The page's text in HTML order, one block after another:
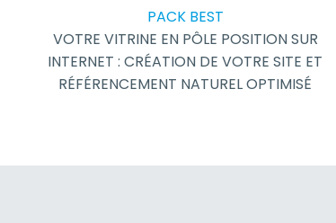
PACK BEST
VOTRE VITRINE EN PÔLE POSITION SUR
INTERNET : CRÉATION DE VOTRE SITE ET
RÉFÉRENCEMENT NATUREL OPTIMISÉ